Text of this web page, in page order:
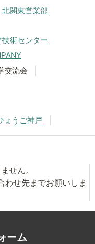
関東営業部
術センター
交流会
ょうご神戸
せん。
わせ先までお願いしま
ーム